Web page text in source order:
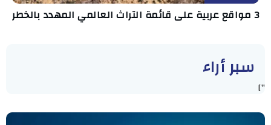
3 مواقع عربية على قائمة التراث العالمي المهدد بالخطر
سبر أراء
"]